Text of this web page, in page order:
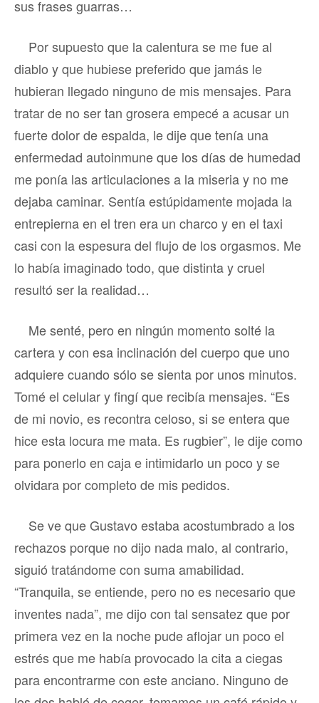
sus frases guarras…
Por supuesto que la calentura se me fue al
diablo y que hubiese preferido que jamás le
hubieran llegado ninguno de mis mensajes. Para
tratar de no ser tan grosera empecé a acusar un
fuerte dolor de espalda, le dije que tenía una
enfermedad autoinmune que los días de humedad
me ponía las articulaciones a la miseria y no me
dejaba caminar. Sentía estúpidamente mojada la
entrepierna en el tren era un charco y en el taxi
casi con la espesura del flujo de los orgasmos. Me
lo había imaginado todo, que distinta y cruel
resultó ser la realidad…
Me senté, pero en ningún momento solté la
cartera y con esa inclinación del cuerpo que uno
adquiere cuando sólo se sienta por unos minutos.
Tomé el celular y fingí que recibía mensajes. “Es
de mi novio, es recontra celoso, si se entera que
hice esta locura me mata. Es rugbier”, le dije como
para ponerlo en caja e intimidarlo un poco y se
olvidara por completo de mis pedidos.
Se ve que Gustavo estaba acostumbrado a los
rechazos porque no dijo nada malo, al contrario,
siguió tratándome con suma amabilidad.
“Tranquila, se entiende, pero no es necesario que
inventes nada”, me dijo con tal sensatez que por
primera vez en la noche pude aflojar un poco el
estrés que me había provocado la cita a ciegas
para encontrarme con este anciano. Ninguno de